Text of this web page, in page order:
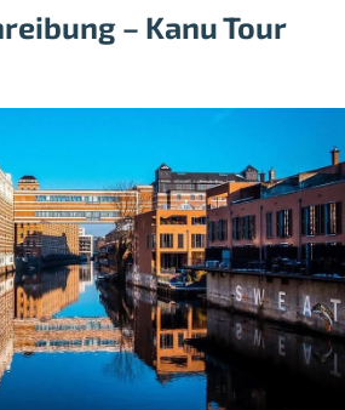
– Kanu Tour